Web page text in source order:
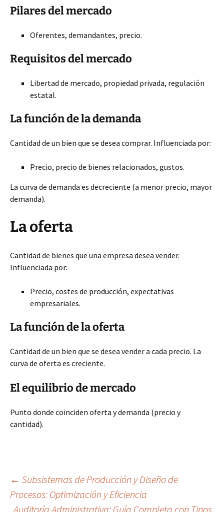
Pilares del mercado
Oferentes, demandantes, precio.
Requisitos del mercado
Libertad de mercado, propiedad privada, regulación
estatal.
La función de la demanda
Cantidad de un bien que se desea comprar. Influenciada por:
Precio, precio de bienes relacionados, gustos.
La curva de demanda es decreciente (a menor precio, mayor
demanda).
La oferta
Cantidad de bienes que una empresa desea vender.
Influenciada por:
Precio, costes de producción, expectativas
empresariales.
La función de la oferta
Cantidad de un bien que se desea vender a cada precio. La
curva de oferta es creciente.
El equilibrio de mercado
Punto donde coinciden oferta y demanda (precio y
cantidad).
Navegación
← Subsistemas de Producción y Diseño de
Procesos: Optimización y Eficiencia
Auditoría Administrativa: Guía Completa con Tipos,